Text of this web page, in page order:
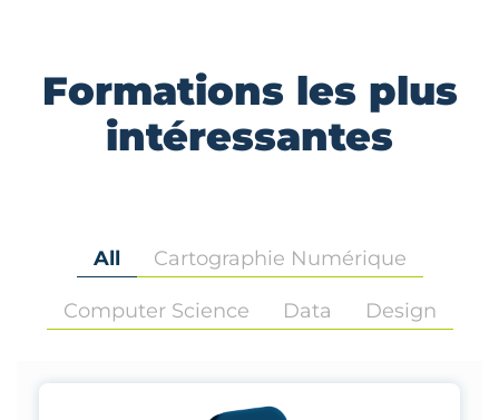
Formations les plus
intéressantes
All Cartographie Numérique
Computer Science Data Design